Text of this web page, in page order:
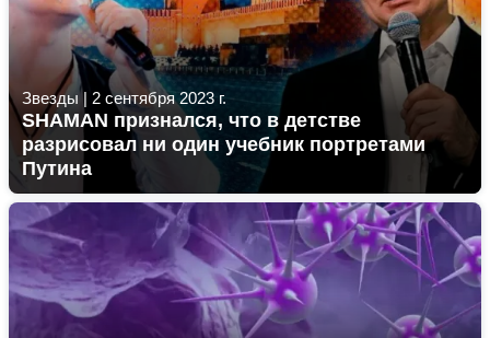
Звезды | 2 сентября 2023 г.
SHAMAN признался, что в детстве
разрисовал ни один учебник портретами
Путина